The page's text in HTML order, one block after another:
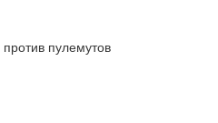
пулемутов